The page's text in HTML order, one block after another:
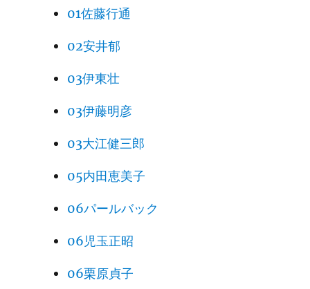
01佐藤行通
02安井郁
03伊東壮
03伊藤明彦
03大江健三郎
05内田恵美子
06パールバック
06児玉正昭
06栗原貞子